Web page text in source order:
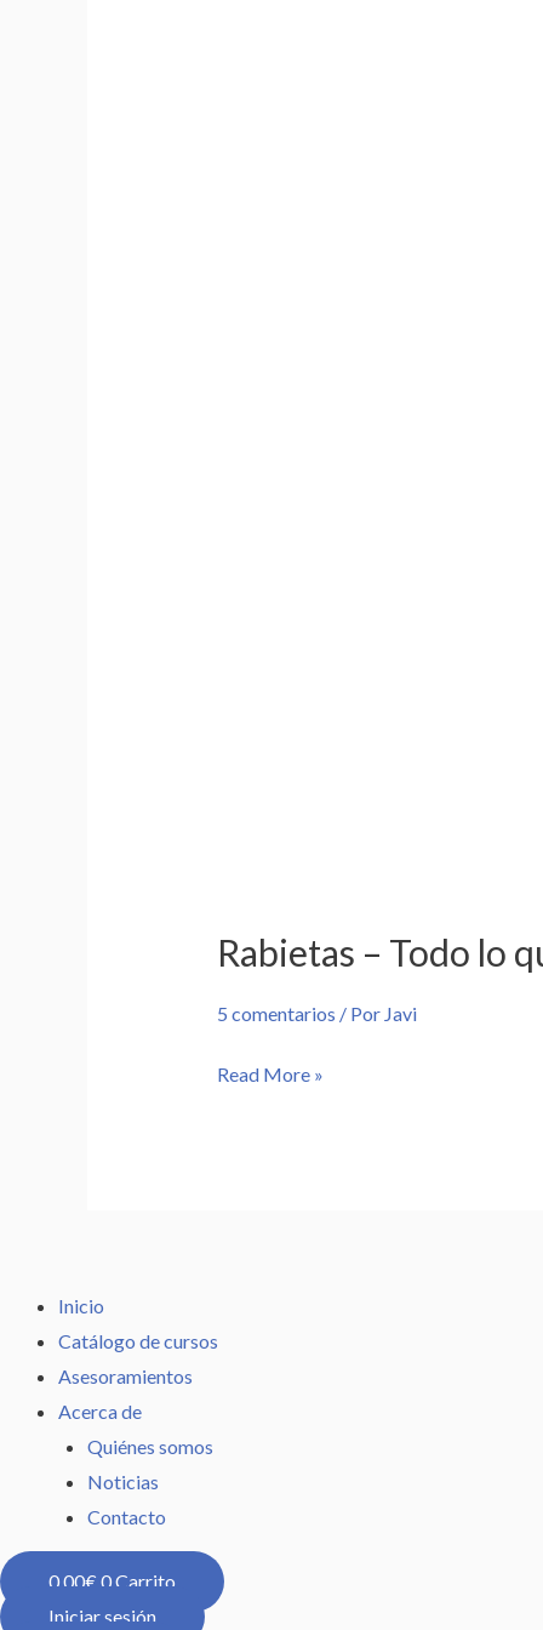
Rabietas – Todo lo
5 comentarios / Por Javi
Read More »
Inicio
Catálogo de cursos
Asesoramientos
Acerca de
Quiénes somos
Noticias
Contacto
0,00€ 0Carrito
Iniciar sesión